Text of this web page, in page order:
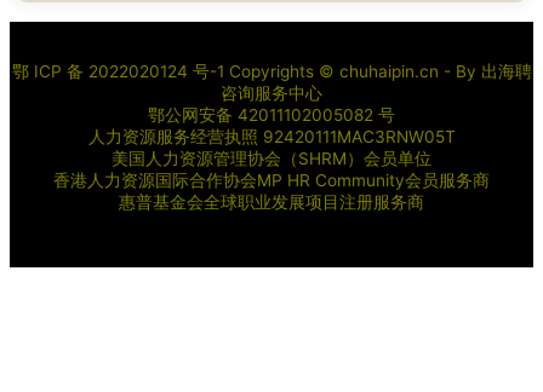
鄂 ICP 备 2022020124 号-1 Copyrights © chuhaipin.cn - By 出海聘
咨询服务中心
鄂公网安备 42011102005082 号
人力资源服务经营执照 92420111MAC3RNW05T
美国人力资源管理协会（SHRM）会员单位
香港人力资源国际合作协会MP HR Community会员服务商
惠普基金会全球职业发展项目注册服务商